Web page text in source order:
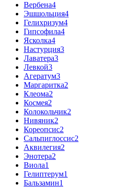
Вербена4
Эшшольция4
Гелихризум4
Гипсофила4
Ясколка4
Настурция3
Лаватера3
Левкой3
Агератум3
Маргаритка2
Клеома2
Космея2
Колокольчик2
Нивяник2
Кореопсис2
Сальпиглоссис2
Аквилегия2
Энотера2
Виола1
Гелиптерум1
Бальзамин1